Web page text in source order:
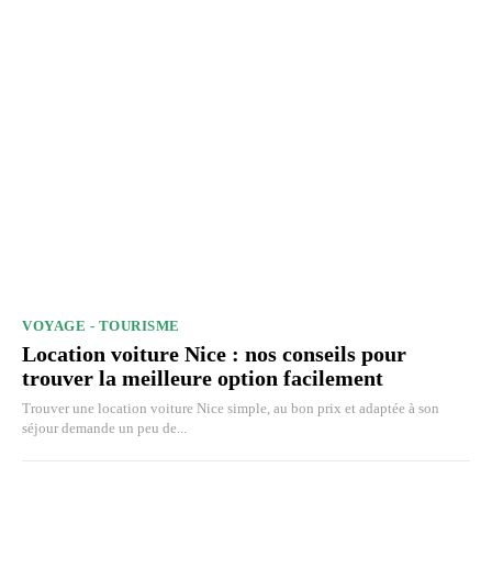
VOYAGE - TOURISME
Location voiture Nice : nos conseils pour
trouver la meilleure option facilement
Trouver une location voiture Nice simple, au bon prix et adaptée à son
séjour demande un peu de...